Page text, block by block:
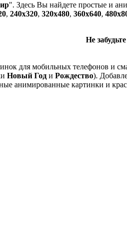
". Здесь Вы найдете простые и
, 240х320, 320x480, 360x640,
Не
для мобильных телефонов и
Новый Год и Рождество).
анимированные картинки и